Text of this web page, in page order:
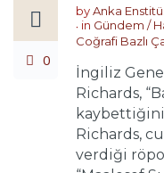
0
byAnka
in Gündem /
Coğrafi Bazlı
İngiliz
Richards,
Richards,
verdiği